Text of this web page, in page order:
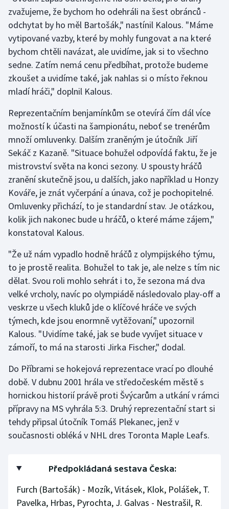
Stolní tenis
Triatlon
Veslování
Vodní slalom
Ostatní
zvažujeme, že bychom ho odehráli na šest obránců -
odchytat by ho měl Bartošák," nastínil Kalous. "Máme
vytipované vazby, které by mohly fungovat a na které
bychom chtěli navázat, ale uvidíme, jak si to všechno
sedne. Zatím nemá cenu předbíhat, protože budeme
zkoušet a uvidíme také, jak nahlas si o místo řeknou
mladí hráči," doplnil Kalous.
Reprezentačním benjamínkům se otevírá čím dál více
možností k účasti na šampionátu, neboť se trenérům
množí omluvenky. Dalším zraněným je útočník Jiří
Sekáč z Kazaně. "Situace bohužel odpovídá faktu, že je
mistrovství světa na konci sezony. U spousty hráčů
zranění skutečně jsou, u dalších, jako například u Honzy
Kováře, je znát vyčerpání a únava, což je pochopitelné.
Omluvenky přichází, to je standardní stav. Je otázkou,
kolik jich nakonec bude u hráčů, o které máme zájem,"
konstatoval Kalous.
"Že už nám vypadlo hodně hráčů z olympijského týmu,
to je prostě realita. Bohužel to tak je, ale nelze s tím nic
dělat. Svou roli mohlo sehrát i to, že sezona má dva
velké vrcholy, navíc po olympiádě následovalo play-off a
veskrze u všech kluků jde o klíčové hráče ve svých
týmech, kde jsou enormně vytěžovaní," upozornil
Kalous. "Uvidíme také, jak se bude vyvíjet situace v
zámoří, to má na starosti Jirka Fischer," dodal.
Do Příbrami se hokejová reprezentace vrací po dlouhé
době. V dubnu 2001 hrála ve středočeském městě s
hornickou historií právě proti Švýcarům a utkání v rámci
přípravy na MS vyhrála 5:3. Druhý reprezentační start si
tehdy připsal útočník Tomáš Plekanec, jenž v
současnosti obléká v NHL dres Toronta Maple Leafs.
Předpokládaná sestava Česka:
Furch (Bartošák) - Mozík, Vitásek, Klok, Polášek, T.
Pavelka, Hrbas, Pyrochta, J. Galvas - Nestrašil, R.